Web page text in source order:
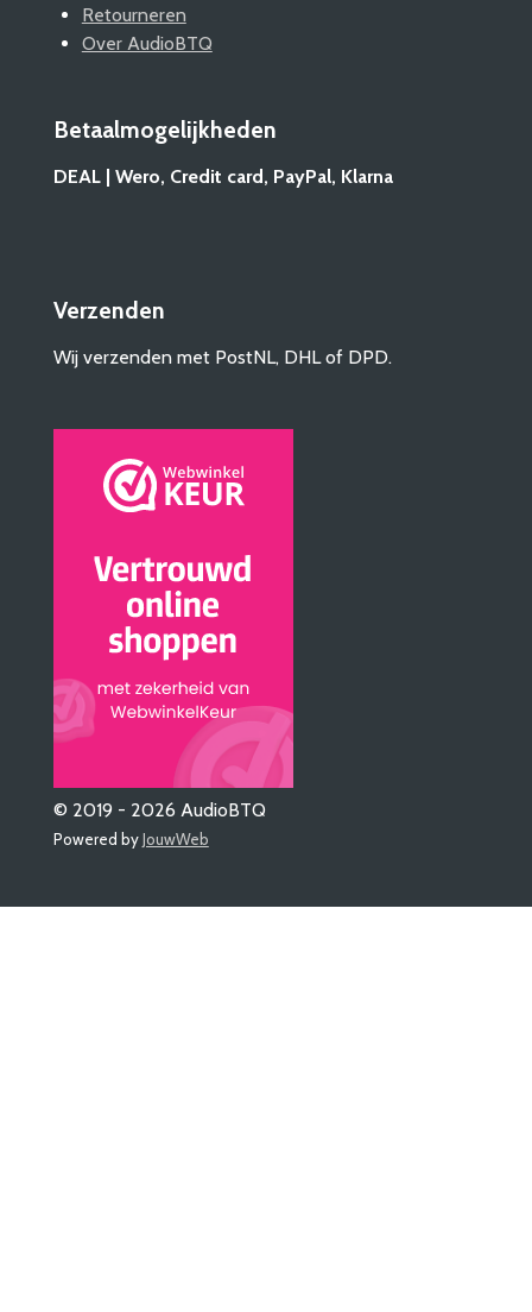
Retourneren
Over AudioBTQ
Betaalmogelijkheden
DEAL | Wero, Credit card, PayPal, Klarna
Verzenden
Wij verzenden met PostNL, DHL of DPD.
© 2019 - 2026 AudioBTQ
Powered byJouwWeb